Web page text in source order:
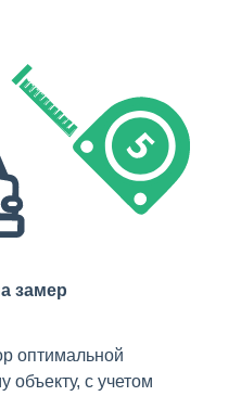
замер
оптимальной
объекту, с учетом